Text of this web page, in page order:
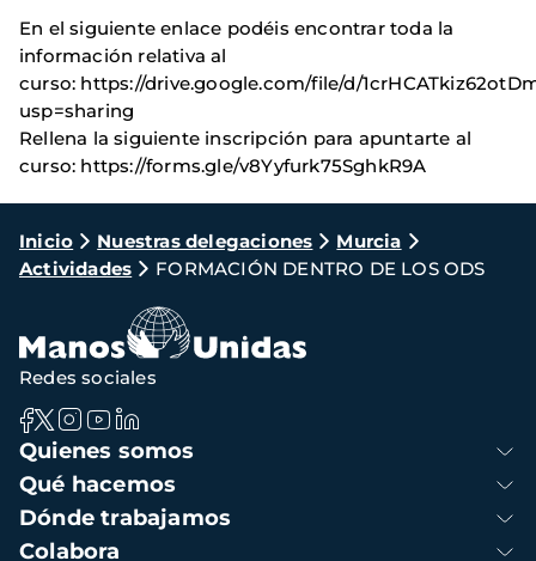
En el siguiente enlace podéis encontrar toda la
información relativa al
curso: https://drive.google.com/file/d/
usp=sharing
Rellena la siguiente inscripción para apuntarte al
curso: https://forms.gle/v8Yyfurk75SghkR9A
Ruta
de
navegación
Inicio Nuestras delegaciones
Murcia
Actividades
FORMACIÓN DENTRO DE LOS ODS
Navegación
principal
Quienes somos
Qué hacemos
Dónde trabajamos
Colabora
Redes sociales